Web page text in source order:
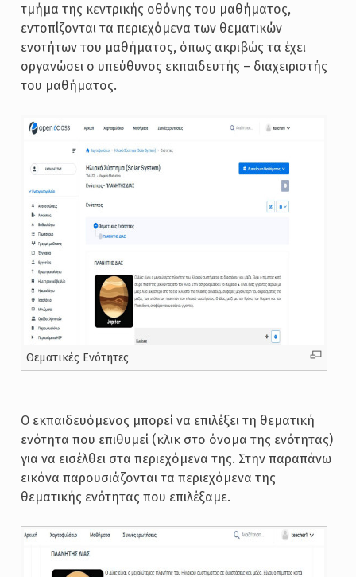
τμήμα της κεντρικής οθόνης του μαθήματος,
εντοπίζονται τα περιεχόμενα των θεματικών
ενοτήτων του μαθήματος, όπως ακριβώς τα έχει
οργανώσει ο υπεύθυνος εκπαιδευτής – διαχειριστής
του μαθήματος.
Θεματικές Ενότητες
Ο εκπαιδευόμενος μπορεί να επιλέξει τη θεματική
ενότητα που επιθυμεί (κλικ στο όνομα της ενότητας)
για να εισέλθει στα περιεχόμενα της. Στην παραπάνω
εικόνα παρουσιάζονται τα περιεχόμενα της
θεματικής ενότητας που επιλέξαμε.